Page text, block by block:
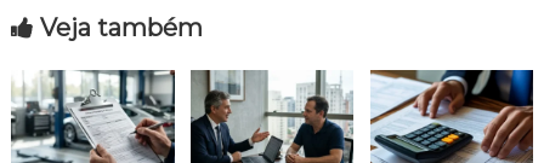
v
e
g
Veja também